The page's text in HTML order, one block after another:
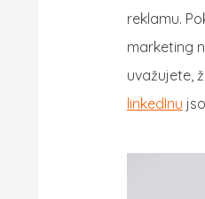
reklamu.
marketing
uvažujete,
linkedInu